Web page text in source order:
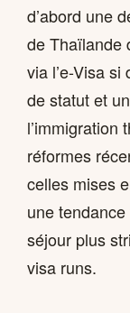
d’abord une
de Thaïlande
via l’e-Visa
de statut et
l’immigration
réformes
celles mises
une
séjour plus
visa runs.